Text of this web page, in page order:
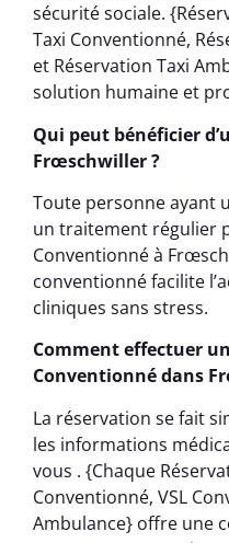
sécurité sociale.
Taxi Conventionné,
et Réservation Taxi
solution humaine et
Qui peut bénéficier
Frœschwiller ?
Toute personne ayant
un traitement régulier
Conventionné à
conventionné facilite
cliniques sans stress.
Comment effectuer
Conventionné dans
La réservation se fait
les informations
vous . {Chaque
Conventionné, VSL
Ambulance} offre une